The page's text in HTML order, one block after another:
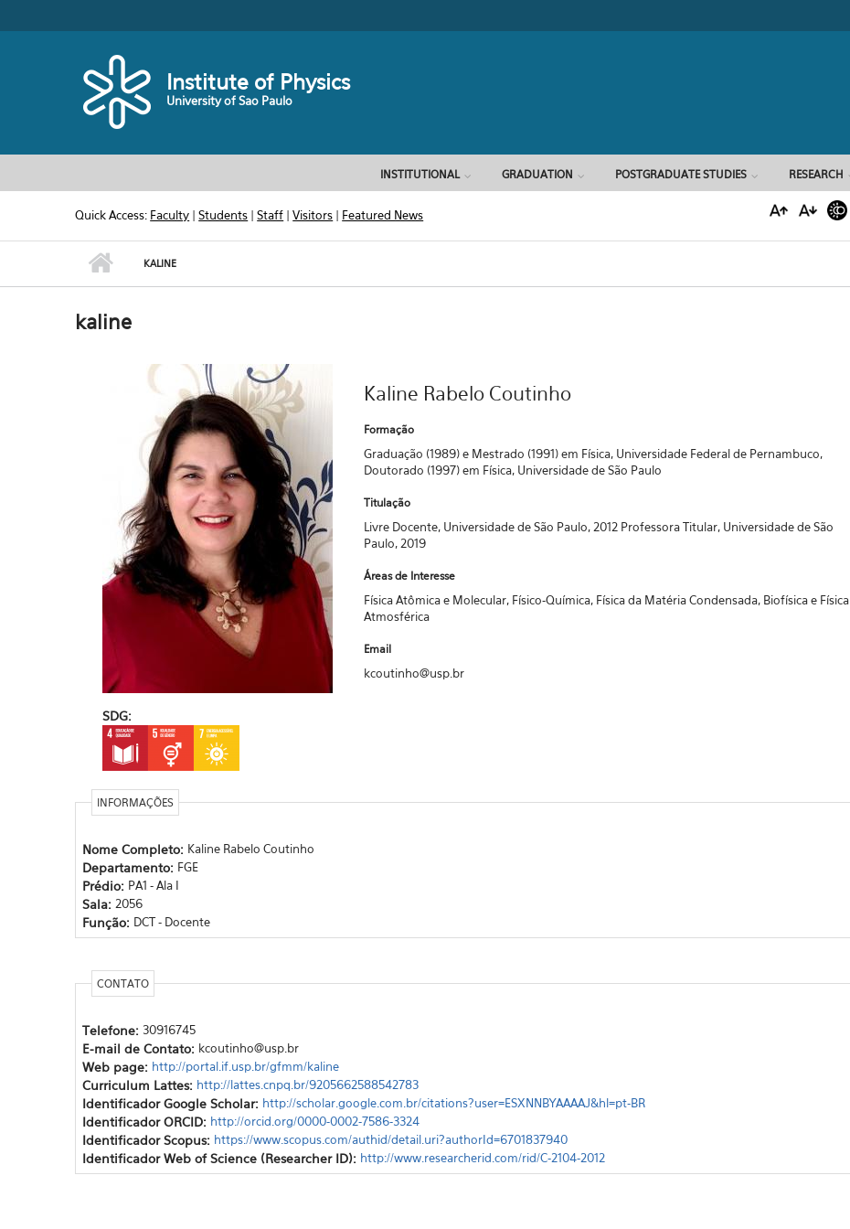
Search form
Institute of Physics
University of Sao Paulo
INSTITUTIONAL GRADUATION POSTGRADUATE STUDIES RESEARCH
Quick Access: Faculty |Students |Staff |Visitors | Featured News
KALINE
kaline
Kaline Rabelo Coutinho
Formação
Graduação (1989) e Mestrado (1991) em Física, Universidade Federal de Pernambuco,
Doutorado (1997) em Física, Universidade de São Paulo
Titulação
Livre Docente, Universidade de São Paulo, 2012 Professora Titular, Universidade de São
Paulo, 2019
Áreas de Interesse
Física Atômica e Molecular, Físico-Química, Física da Matéria Condensada, Biofísica e Física
Atmosférica
Email
kcoutinho@usp.br
SDG:
INFORMAÇÕES
Nome Completo: Kaline Rabelo Coutinho
Departamento: FGE
Prédio: PA1 - Ala I
Sala: 2056
Função: DCT - Docente
CONTATO
Telefone: 30916745
E-mail de Contato: kcoutinho@usp.br
Web page: http://portal.if.usp.br/gfmm/kaline
Curriculum Lattes: http://lattes.cnpq.br/9205662588542783
Identificador Google Scholar: http://scholar.google.com.br/citations?user=ESXNNBYAAAAJ&hl=pt-BR
Identificador ORCID: http://orcid.org/0000-0002-7586-3324
Identificador Scopus: https://www.scopus.com/authid/detail.uri?authorId=6701837940
Identificador Web of Science (Researcher ID): http://www.researcherid.com/rid/C-2104-2012